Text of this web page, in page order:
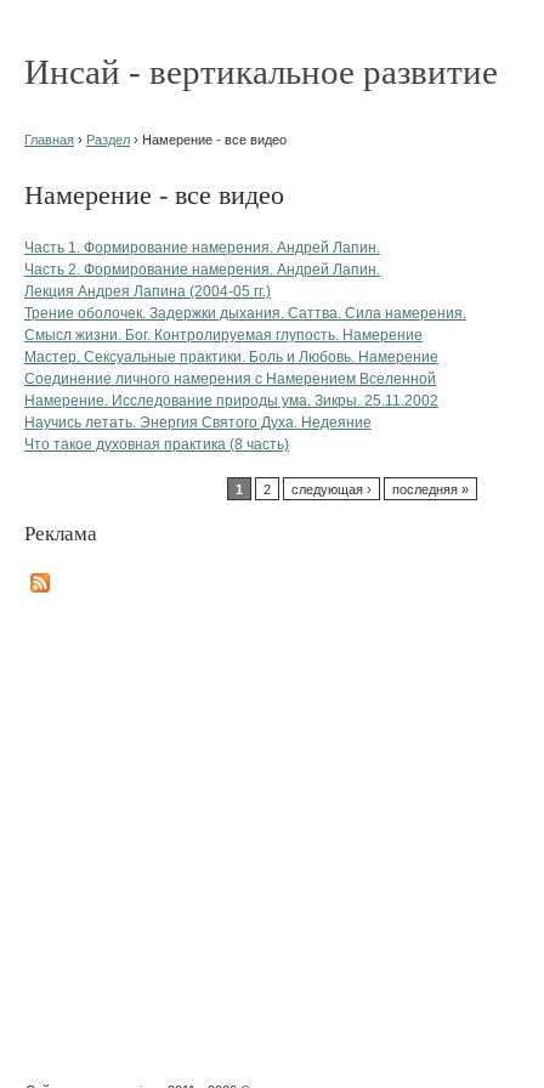
Инсай - вертикальное развитие
Главная › Раздел › Намерение - все видео
Намерение - все видео
Часть 1. Формирование намерения. Андрей Лапин.
Часть 2. Формирование намерения. Андрей Лапин.
Лекция Андрея Лапина (2004-05 гг.)
Трение оболочек. Задержки дыхания. Саттва. Сила намерения.
Смысл жизни. Бог. Контролируемая глупость. Намерение
Мастер. Сексуальные практики. Боль и Любовь. Намерение
Соединение личного намерения с Намерением Вселенной
Намерение. Исследование природы ума. Зикры. 25.11.2002
Научись летать. Энергия Святого Духа. Недеяние
Что такое духовная практика (8 часть)
1 2 следующая › последняя »
Реклама